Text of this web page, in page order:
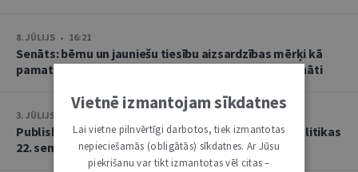
8. JŪLIJS • 16:21
Senāts: bērnu un jauniešu tiesību aizsardzības mērķi kā
pamatu atbrīvojumam no PVN nevar tulkot paplašināti
3. JŪLIJS • 18:23
Publisko tiesību institūta konstitucionālās tiesībpolitikas
22. seminārs
Vietnē izmantojam sīkdatnes
Lai vietne pilnvērtīgi darbotos, tiek izmantotas
nepieciešamās (obligātās) sīkdatnes. Ar Jūsu
piekrišanu var tikt izmantotas vēl citas –